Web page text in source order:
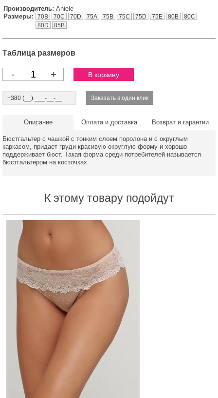
Производитель: Aniele
Размеры:
70B 70C 70D 75A 75B 75C 75D 75E 80B
80C
80D
85B
Таблица размеров
- +
Описание Оплата и доставка Возврат и гарантии
Бюстгальтер с чашкой с тонким слоем поролона и с округлым
каркасом, придает груди красивую округлую форму и хорошо
поддерживает бюст. Такая форма среди потребителей называется
бюстгальтером на косточках
К этому товару подойдут